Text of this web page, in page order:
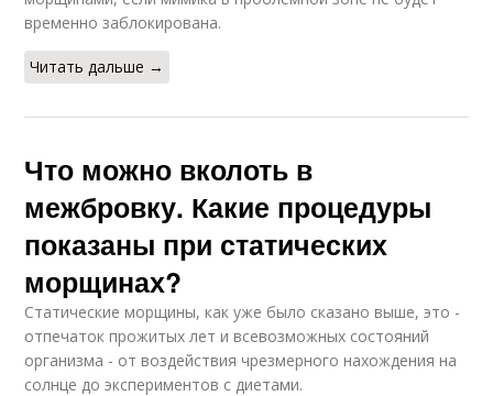
временно заблокирована.
Читать дальше →
Что можно вколоть в
межбровку. Какие процедуры
показаны при статических
морщинах?
Статические морщины, как уже было сказано выше, это -
отпечаток прожитых лет и всевозможных состояний
организма - от воздействия чрезмерного нахождения на
солнце до экспериментов с диетами.